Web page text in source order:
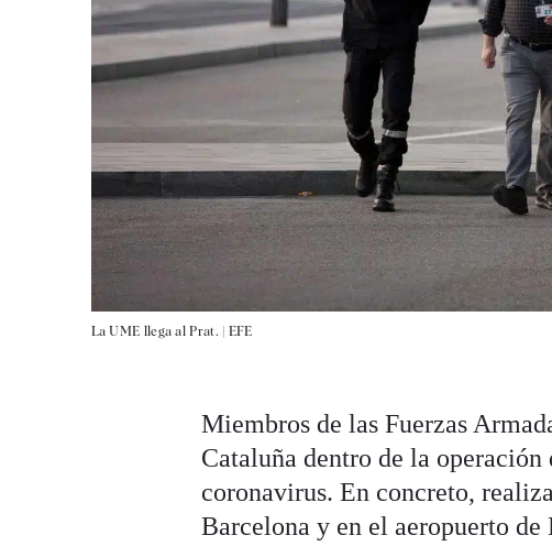
La UME llega al Prat. | EFE
Miembros de las Fuerzas
Cataluña dentro de la
coronavirus. En concreto,
Barcelona y en el aeropuerto de